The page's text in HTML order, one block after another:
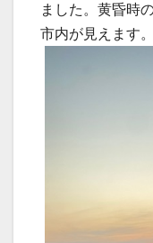
ました。黄昏時
市内が見えます。